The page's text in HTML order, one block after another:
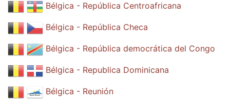
Bélgica - República Centroafricana
Bélgica - República Checa
Bélgica - República democrática del Congo
Bélgica - Republica Dominicana
Bélgica - Reunión